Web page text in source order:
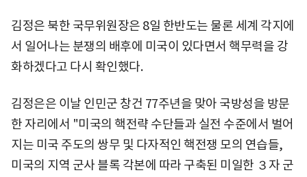
김정은 북한 국무위원장은 8일 한반도는 물론 세계 각지에
서 일어나는 분쟁의 배후에 미국이 있다면서 핵무력을 강
화하겠다고 다시 확인했다.
김정은은 이날 인민군 창건 77주년을 맞아 국방성을 방문
한 자리에서 "미국의 핵전략 수단들과 실전 수준에서 벌어
지는 미국 주도의 쌍무 및 다자적인 핵전쟁 모의 연습들,
미국의 지역 군사 블록 각본에 따라 구축된 미일한 ３자 군